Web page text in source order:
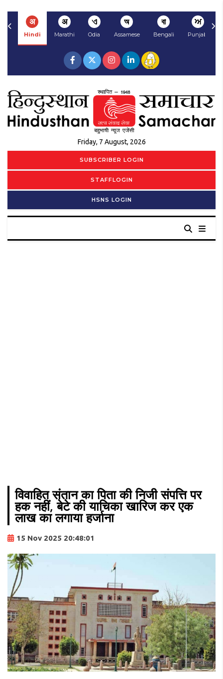
अ
Hindi
अ
Marathi
ଏ
Odia
অ
Assamese
বা
Bengali
ਅ
Punjabi
Friday, 7 August, 2026
SUBSCRIBER LOGIN
STAFFLOGIN
HSNS LOGIN
विवाहित संतान का पिता की निजी संपत्ति पर
हक नहीं, बेटे की याचिका खारिज कर एक
लाख का लगाया हर्जाना
15 Nov 2025 20:48:01